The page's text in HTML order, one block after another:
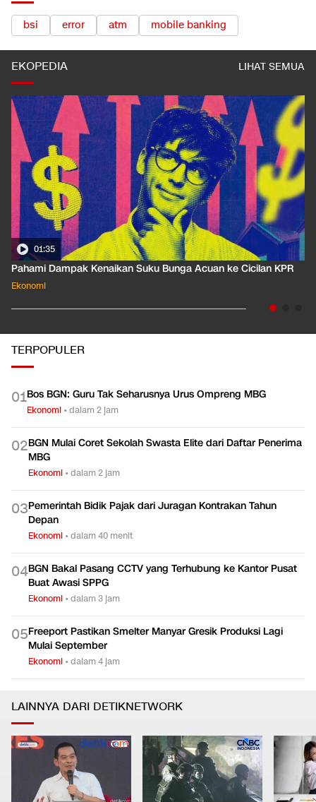
bsi error atm mobile banking
EKOPEDIA LIHAT SEMUA
01:35
Pahami Dampak Kenaikan Suku Bunga Acuan ke Cicilan KPR
Ekonomi
TERPOPULER
01Bos BGN: Guru Tak Seharusnya Urus Ompreng MBG
Ekonomi •dalam 2 jam
02BGN Mulai Coret Sekolah Swasta Elite dari Daftar Penerima
MBG
Ekonomi •dalam 2 jam
03Pemerintah Bidik Pajak dari Juragan Kontrakan Tahun
Depan
Ekonomi •dalam 40 menit
04BGN Bakal Pasang CCTV yang Terhubung ke Kantor Pusat
Buat Awasi SPPG
Ekonomi •dalam 3 jam
05Freeport Pastikan Smelter Manyar Gresik Produksi Lagi
Mulai September
Ekonomi •dalam 4 jam
LAINNYA DARI DETIKNETWORK